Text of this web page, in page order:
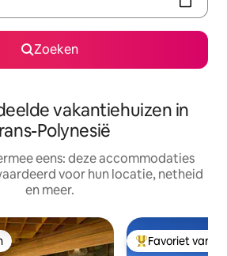
Zoeken
vakantiehuizen in
Polynesië
eens: deze accommodaties
voor hun locatie, netheid
en meer.
Topfavoriet van
Favoriet van